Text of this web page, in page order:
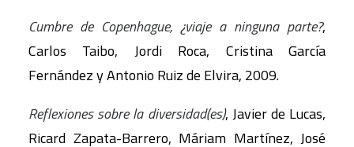
Cumbre de Copenhague, ¿viaje a ninguna parte?,
Carlos Taibo, Jordi Roca, Cristina García
Fernández y Antonio Ruiz de Elvira, 2009.
Reflexiones sobre la diversidad(es), Javier de Lucas,
Ricard Zapata-Barrero, Máriam Martínez, José